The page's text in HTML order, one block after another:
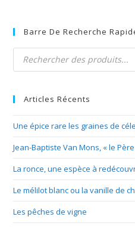
Barre De Recherche
Recherche
produits
Articles Récents
Une épice rare les graines de
Jean-Baptiste Van Mons, « le
La ronce, une espèce à
Le mélilot blanc ou la vanille de
Les pêches de vigne